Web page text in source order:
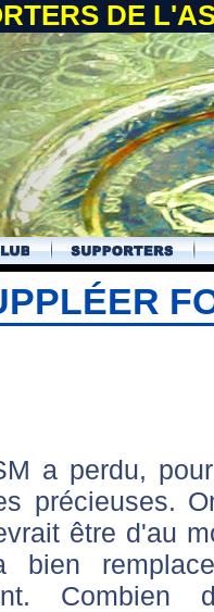
DE
a perdu,
précieuses.
être d'au
bien